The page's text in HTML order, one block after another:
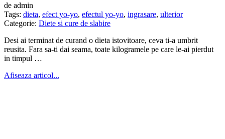
de admin
Tags: dieta, efect yo-yo, efectul yo-yo, ingrasare, ulterior
Categorie: Diete si cure de slabire
Desi ai terminat de curand o dieta istovitoare, ceva ti-a umbrit
reusita. Fara sa-ti dai seama, toate kilogramele pe care le-ai pierdut
in timpul …
Afiseaza articol...